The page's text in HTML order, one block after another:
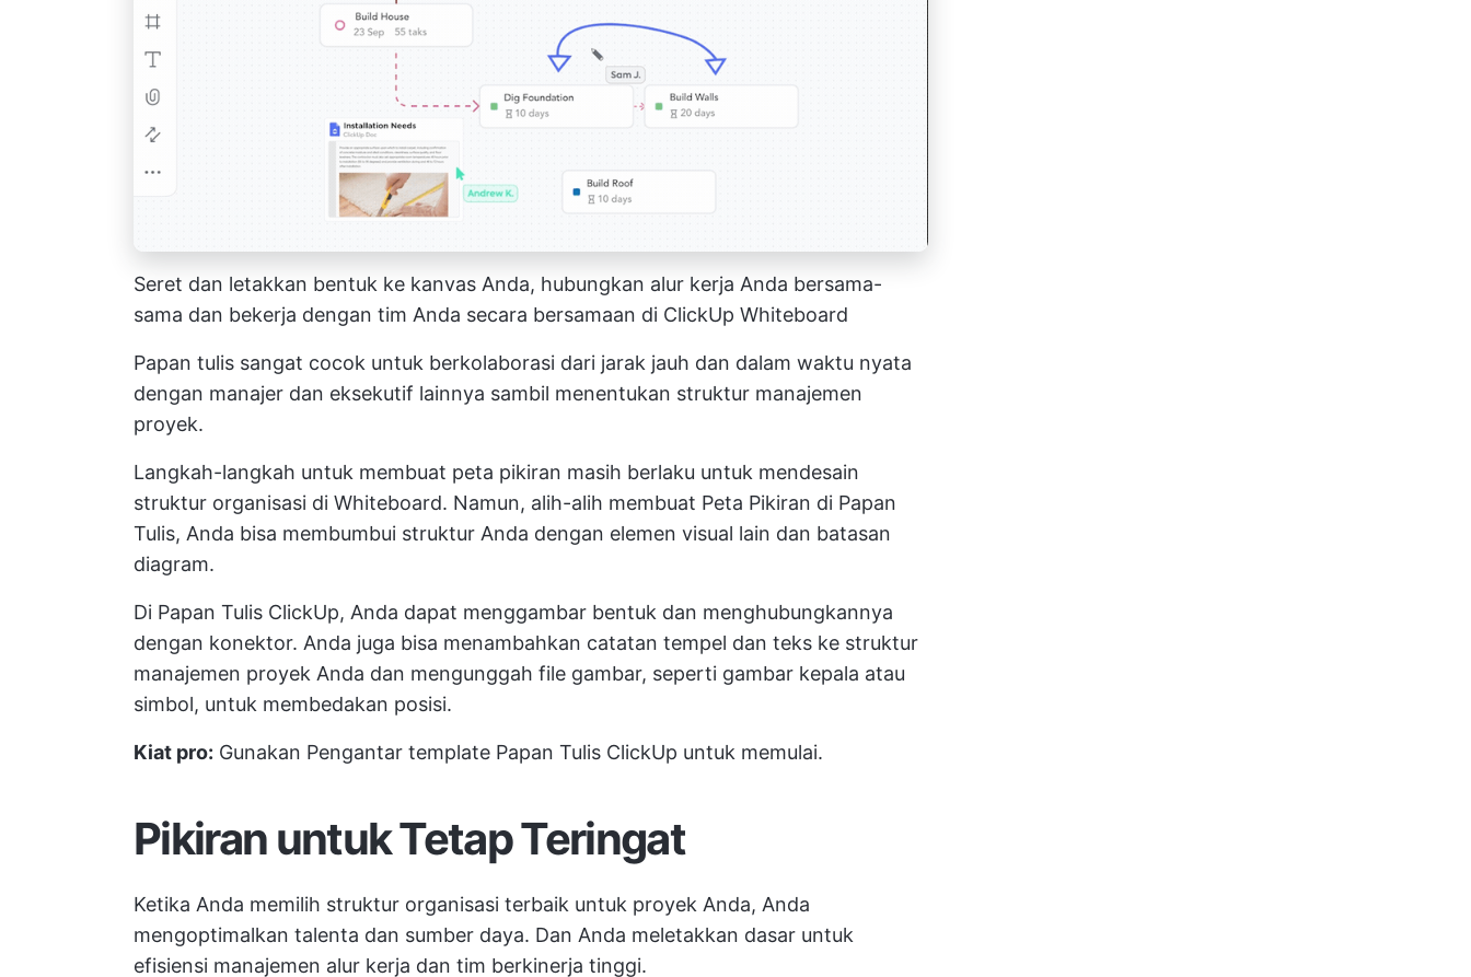
Seret dan letakkan bentuk ke kanvas Anda, hubungkan alur kerja Anda bersama-
sama dan bekerja dengan tim Anda secara bersamaan di ClickUp Whiteboard
Papan tulis sangat cocok untuk berkolaborasi dari jarak jauh dan dalam waktu nyata
dengan manajer dan eksekutif lainnya sambil menentukan struktur manajemen
proyek.
Langkah-langkah untuk membuat peta pikiran masih berlaku untuk mendesain
struktur organisasi di Whiteboard. Namun, alih-alih membuat Peta Pikiran di Papan
Tulis, Anda bisa membumbui struktur Anda dengan elemen visual lain dan batasan
diagram.
Di Papan Tulis ClickUp, Anda dapat menggambar bentuk dan menghubungkannya
dengan konektor. Anda juga bisa menambahkan catatan tempel dan teks ke struktur
manajemen proyek Anda dan mengunggah file gambar, seperti gambar kepala atau
simbol, untuk membedakan posisi.
Kiat pro: Gunakan Pengantar template Papan Tulis ClickUp untuk memulai.
Pikiran untuk Tetap Teringat
Ketika Anda memilih struktur organisasi terbaik untuk proyek Anda, Anda
mengoptimalkan talenta dan sumber daya. Dan Anda meletakkan dasar untuk
efisiensi manajemen alur kerja dan tim berkinerja tinggi.